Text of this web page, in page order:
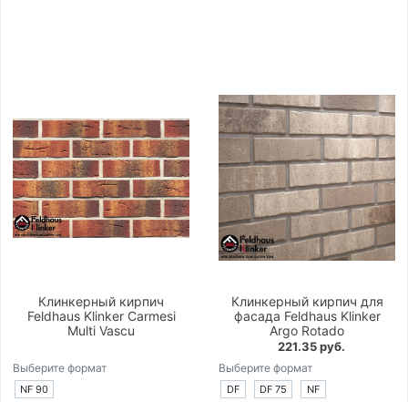
Клинкерный кирпич
Feldhaus Klinker Carmesi
Multi Vascu
Выберите формат
NF 90
Клинкерный кирпич для
фасада Feldhaus Klinker
Argo Rotado
221.35 руб.
Выберите формат
DF DF 75 NF